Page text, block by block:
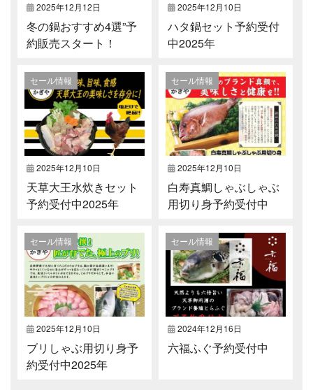
2025年12月12日
冬の鍋おすすめ4選”予
約販売スタート！
2025年12月10日
ハタ鍋セット予約受付
中2025年
セール情報
2025年12月10日
天草大王水炊きセット
予約受付中2025年
セール情報
2025年12月10日
白寿真鯛しゃぶしゃぶ
用切り身予約受付中
セール情報
2025年12月10日
ブリしゃぶ用切り身予
約受付中2025年
セール情報
2024年12月16日
六福ふぐ予約受付中